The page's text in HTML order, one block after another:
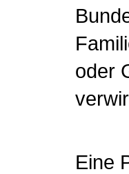
oder
Eine